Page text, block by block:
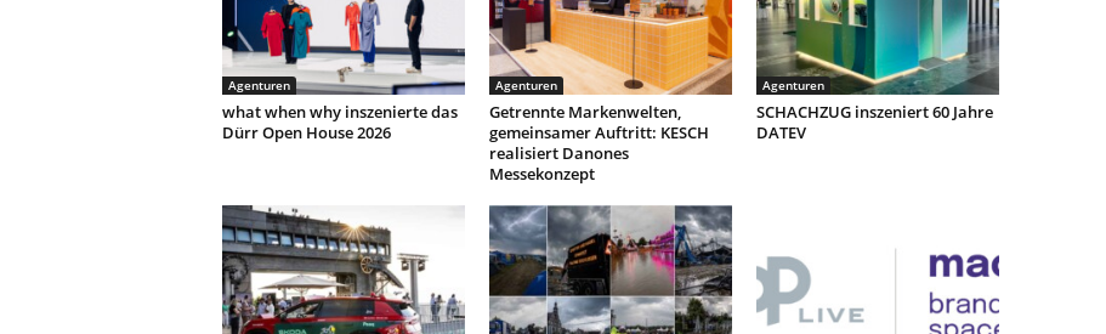
Agenturen
what when why inszenierte das
Dürr Open House 2026
Agenturen
Getrennte Markenwelten,
gemeinsamer Auftritt: KESCH
realisiert Danones
Messekonzept
Agenturen
SCHACHZUG inszeniert 60 Jahre
DATEV